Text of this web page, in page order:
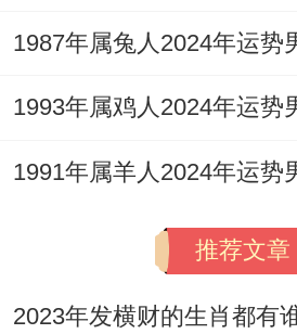
中，丁火劫财助燃，酉金
见火金相争，进入丙午流
若命局有湿土晦火生金，
对于女命逆行者，大运或
火，未土燥烈，反加剧火
候。
推荐文章